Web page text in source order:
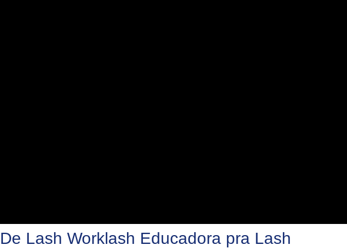
De Lash Worklash Educadora pra Lash